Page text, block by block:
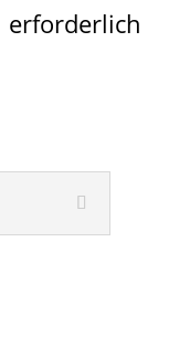
erforderlich